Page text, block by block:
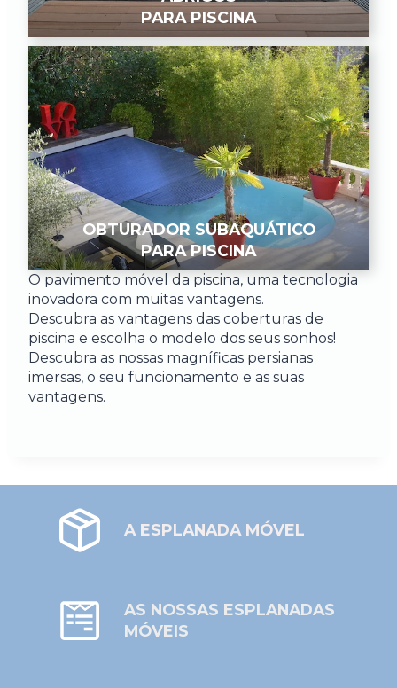
PARA PISCINA
OBTURADOR SUBAQUÁTICO
PARA PISCINA
O pavimento móvel da piscina, uma tecnologia
inovadora com muitas vantagens.
Descubra as vantagens das coberturas de
piscina e escolha o modelo dos seus sonhos!
Descubra as nossas magníficas persianas
imersas, o seu funcionamento e as suas
vantagens.
A ESPLANADA MÓVEL
AS NOSSAS ESPLANADAS
MÓVEIS